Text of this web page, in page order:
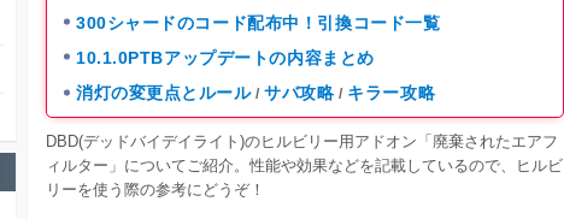
300シャードのコード配布中！引換コード一覧
10.1.0PTBアップデートの内容まとめ
消灯の変更点とルール / サバ攻略 / キラー攻略
DBD(デッドバイデイライト)のヒルビリー用アドオン「廃棄されたエアフ
ィルター」についてご紹介。性能や効果などを記載しているので、ヒルビ
リーを使う際の参考にどうぞ！